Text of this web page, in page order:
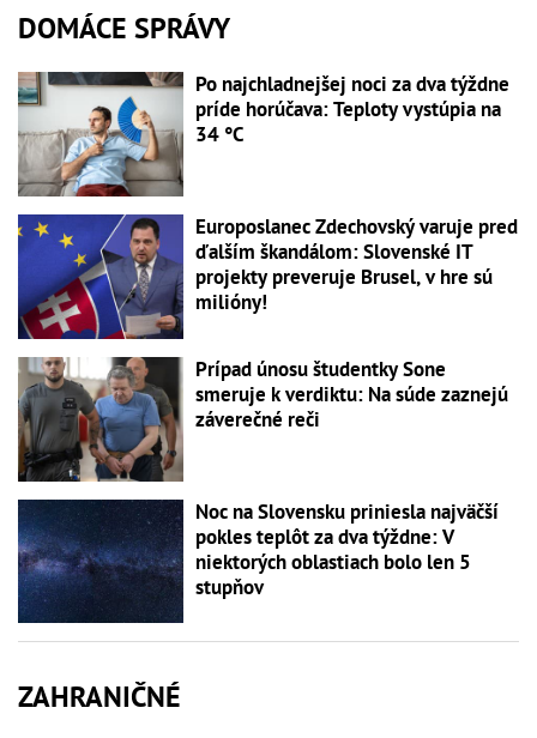
DOMÁCE SPRÁVY
Po najchladnejšej noci za dva týždne
príde horúčava: Teploty vystúpia na
34 °C
Europoslanec Zdechovský varuje pred
ďalším škandálom: Slovenské IT
projekty preveruje Brusel, v hre sú
milióny!
Prípad únosu študentky Sone
smeruje k verdiktu: Na súde zaznejú
záverečné reči
Noc na Slovensku priniesla najväčší
pokles teplôt za dva týždne: V
niektorých oblastiach bolo len 5
stupňov
ZAHRANIČNÉ